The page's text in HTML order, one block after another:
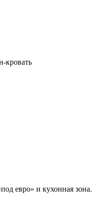
кровать
евро» и кухонная зона.